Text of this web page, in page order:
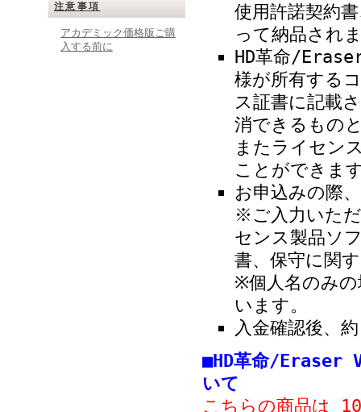
注意事項
アカデミック価格版ご購
入する前に
使用許諾契約
って納品され
HD革命/
様が所有する
ス証書に記載
消できるもの
またライセン
ことができま
お申込みの際
※ご入力いた
センス製品ソ
書、保守に関
※個人名のみ
います。
入金確認後、
■HD革命/Eraser
いて
こちらの商品は